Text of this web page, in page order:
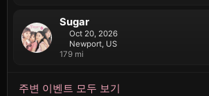
Sugar
Oct 20, 2026
Newport, US
179 mi
주변 이벤트 모두 보기